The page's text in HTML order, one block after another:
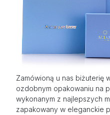
Zamówioną u nas biżuterię
ozdobnym opakowaniu na
wykonanym z najlepszych
zapakowany w eleganckie